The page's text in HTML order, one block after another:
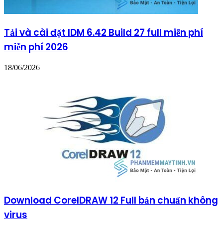
Tải và cài đặt IDM 6.42 Build 27 full miễn phí
miễn phí 2026
18/06/2026
Download CorelDRAW 12 Full bản chuẩn không
virus